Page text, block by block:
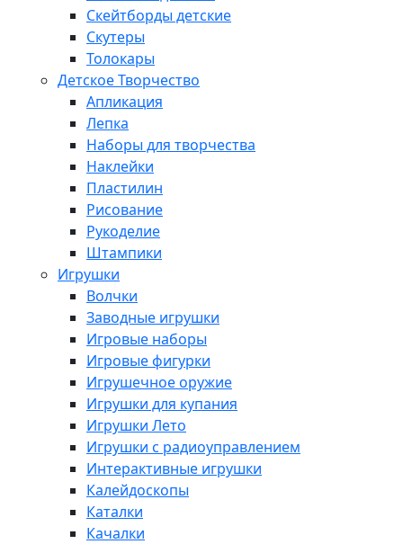
Скейтборды детские
Скутеры
Толокары
Детское Творчество
Апликация
Лепка
Наборы для творчества
Наклейки
Пластилин
Рисование
Рукоделие
Штампики
Игрушки
Волчки
Заводные игрушки
Игровые наборы
Игровые фигурки
Игрушечное оружие
Игрушки для купания
Игрушки Лето
Игрушки с радиоуправлением
Интерактивные игрушки
Калейдоскопы
Каталки
Качалки